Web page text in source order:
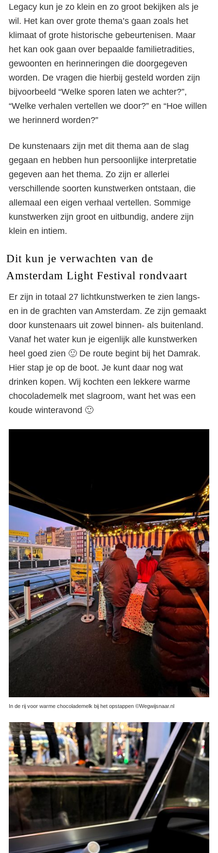
Legacy kun je zo klein en zo groot bekijken als je
wil. Het kan over grote thema’s gaan zoals het
klimaat of grote historische gebeurtenisen. Maar
het kan ook gaan over bepaalde familietradities,
gewoonten en herinneringen die doorgegeven
worden. De vragen die hierbij gesteld worden zijn
bijvoorbeeld “Welke sporen laten we achter?”,
“Welke verhalen vertellen we door?” en “Hoe willen
we herinnerd worden?”
De kunstenaars zijn met dit thema aan de slag
gegaan en hebben hun persoonlijke interpretatie
gegeven aan het thema. Zo zijn er allerlei
verschillende soorten kunstwerken ontstaan, die
allemaal een eigen verhaal vertellen. Sommige
kunstwerken zijn groot en uitbundig, andere zijn
klein en intiem.
Dit kun je verwachten van de
Amsterdam Light Festival rondvaart
Er zijn in totaal 27 lichtkunstwerken te zien langs-
en in de grachten van Amsterdam. Ze zijn gemaakt
door kunstenaars uit zowel binnen- als buitenland.
Vanaf het water kun je eigenlijk alle kunstwerken
heel goed zien 🙂 De route begint bij het Damrak.
Hier stap je op de boot. Je kunt daar nog wat
drinken kopen. Wij kochten een lekkere warme
chocolademelk met slagroom, want het was een
koude winteravond 🙂
In de rij voor warme chocolademelk bij het opstappen ©Wegwijsnaar.nl